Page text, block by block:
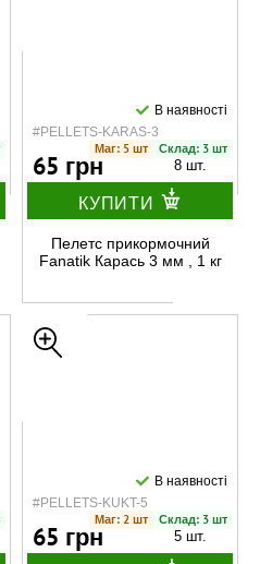
#PELLETS-KARAS-3
В наявності
Маг: 5 шт Склад: 3 шт
65 грн 8 шт.
КУПИТИ
Пелетс прикормочний
Fanatik Карась 3 мм , 1 кг
#PELLETS-KUKT-5
В наявності
Маг: 2 шт Склад: 3 шт
65 грн 5 шт.